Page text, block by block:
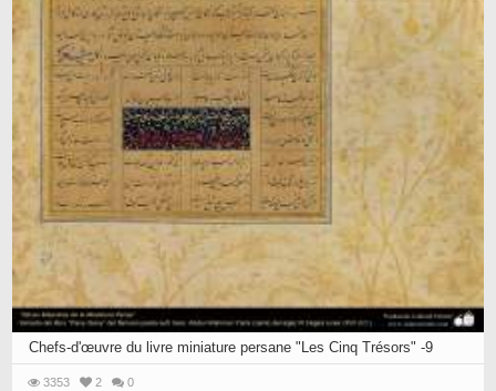
Chefs-d'œuvre du livre miniature persane "Les Cinq Trésors" -9
3353 2 0